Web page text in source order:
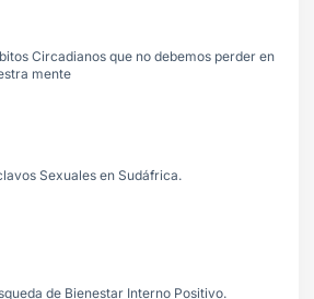
Circadianos que no debemos perder en
mente
Sexuales en Sudáfrica.
de Bienestar Interno Positivo.